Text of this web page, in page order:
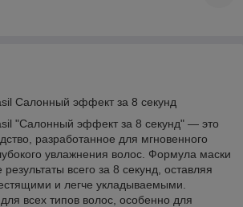
Салонный эффект за 8 секунд
"Салонный эффект за 8 секунд" — это
разработанное для мгновенного
увлажнения волос. Формула маски
всего за 8 секунд, оставляя
и легче укладываемыми.
всех типов волос, особенно для